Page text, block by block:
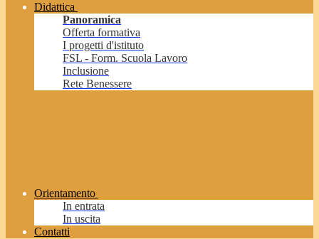
Didattica
Panoramica
Offerta formativa
I progetti d'istituto
FSL - Form. Scuola Lavoro
Inclusione
Rete Benessere
Orientamento
In entrata
In uscita
Contatti